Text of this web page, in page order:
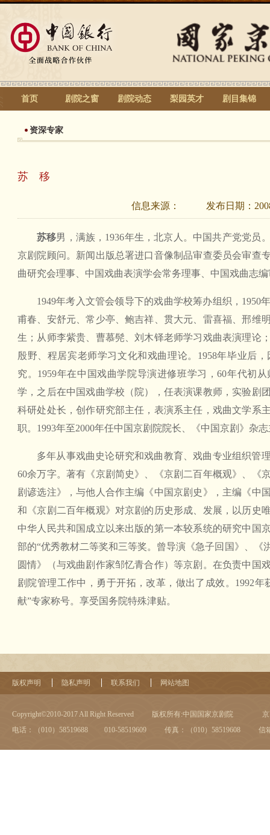
首页 剧院之窗 剧院动态 梨园英才 剧目集锦
资深专家
苏 移
信息来源： 发布日期：
苏移男，满族，1936年生，北京人。中国共产党党员
京剧院顾问。新闻出版总署进口音像制品审查委员会审查
曲研究会理事、中国戏曲表演学会常务理事、中国戏曲志
1949年考入文管会领导下的戏曲学校筹办组织，1950
甫春、安舒元、常少亭、鲍吉祥、贯大元、雷喜福、邢维
生；从师李紫贵、曹慕髡、刘木铎老师学习戏曲表演理论
殷野、程居宾老师学习文化和戏曲理论。1958年毕业后
究。1959年在中国戏曲学院导演进修班学习，60年代初
学，之后在中国戏曲学校（院），任表演课教师，实验剧
科研处处长，创作研究部主任，表演系主任，戏曲文学系
职。1993年至2000年任中国京剧院院长、《中国京剧》杂
多年从事戏曲史论研究和戏曲教育、戏曲专业组织管
60余万字。著有《京剧简史》、《京剧二百年概观》、《
剧谚选注》，与他人合作主编《中国京剧史》，主编《中
和《京剧二百年概观》对京剧的历史形成、发展，以历史
中华人民共和国成立以来出版的第一本较系统的研究中国
部的“优秀教材二等奖和三等奖。曾导演《急子回国》、《
圆情》（与戏曲剧作家邹忆青合作）等京剧。在负责中国
剧院管理工作中，勇于开拓，改革，做出了成效。1992
献”专家称号。享受国务院特殊津贴。
版权声明 隐私声明 联系我们 网站地图
Copyright©2010-2017 All Right Reserved 版权所有:中国国家京剧院
电话：（010）58519688 010-58519609
传真：（010）58519608 信